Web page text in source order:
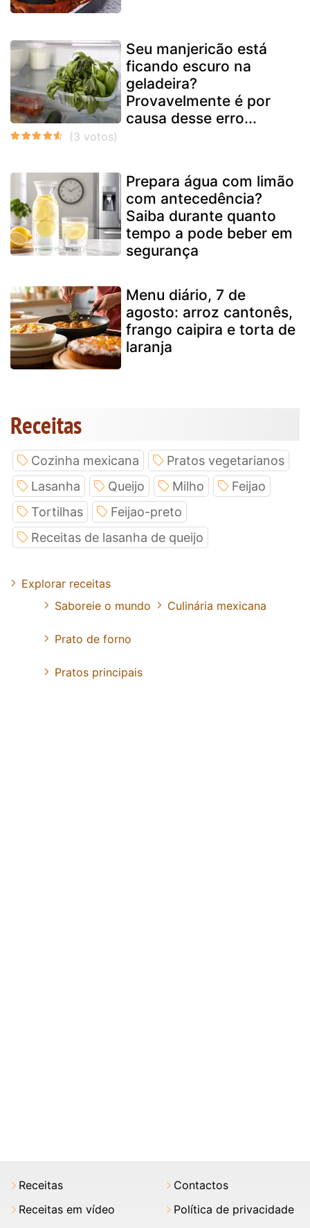
Seu manjericão está
ficando escuro na
geladeira?
Provavelmente é por
causa desse erro...
Prepara água com limão
com antecedência?
Saiba durante quanto
tempo a pode beber em
segurança
Menu diário, 7 de
agosto: arroz cantonês,
frango caipira e torta de
laranja
Receitas
Cozinha mexicana
Pratos vegetarianos
Lasanha
Queijo Milho
Feijao
Tortilhas
Feijao-preto
Receitas de lasanha de queijo
Explorar receitas
Saboreie o mundo
Culinária mexicana
Prato de forno
Pratos principais
Receitas
Receitas em vídeo
Contactos
Política de privacidade